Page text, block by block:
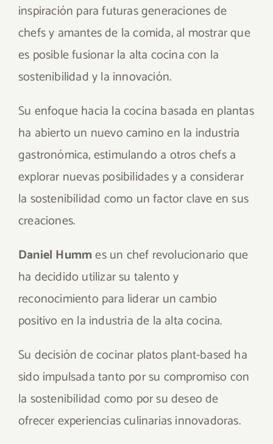
inspiración para futuras generaciones de
chefs y amantes de la comida, al mostrar que
es posible fusionar la alta cocina con la
sostenibilidad y la innovación.
Su enfoque hacia la cocina basada en plantas
ha abierto un nuevo camino en la industria
gastronómica, estimulando a otros chefs a
explorar nuevas posibilidades y a considerar
la sostenibilidad como un factor clave en sus
creaciones.
Daniel Hummes un chef revolucionario que
ha decidido utilizar su talento y
reconocimiento para liderar un cambio
positivo en la industria de la alta cocina.
Su decisión de cocinar platos plant-based ha
sido impulsada tanto por su compromiso con
la sostenibilidad como por su deseo de
ofrecer experiencias culinarias innovadoras.